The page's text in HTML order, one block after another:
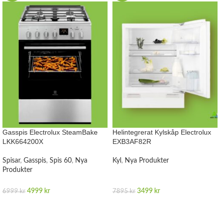
Gasspis Electrolux SteamBake
LKK664200X
Spisar, Gasspis, Spis 60, Nya
Produkter
6999kr 4999 kr
Helintegrerat Kylskåp Electrolux
EXB3AF82R
Kyl , Nya Produkter
7895kr 3499 kr